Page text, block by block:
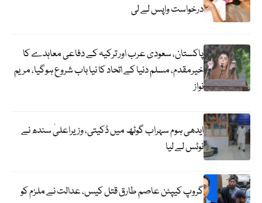
درخواست واپس لے لی
پاکستان، سعودی عرب اور ترکیہ کے دفاعی معاہدے کا
خیرمقدم، مسلم دنیا کے اتحاد کا نیا باب شروع ہوگیا، مریم
نواز
ایدھی ہوم سہراب گوٹھ میں ڈکیتی، وزیراعلیٰ سندھ نے
نوٹس لے لیا
گروپ کیپٹن عاصم طارق قتل کیس، عدالت نے ملزم کو